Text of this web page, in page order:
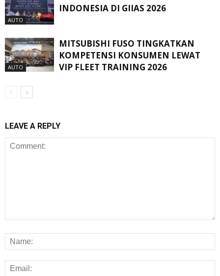
AUTO
INDONESIA DI GIIAS 2026
AUTO
MITSUBISHI FUSO TINGKATKAN
KOMPETENSI KONSUMEN LEWAT
VIP FLEET TRAINING 2026
LEAVE A REPLY